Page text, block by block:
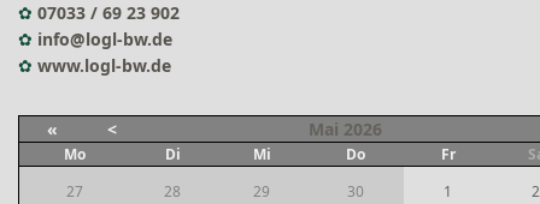
✿ 07033 / 69 23 902
✿ info@logl-bw.de
✿ www.logl-bw.de
« < Mai 2026
Mo Di Mi Do Fr
27
28 29 30 1 2